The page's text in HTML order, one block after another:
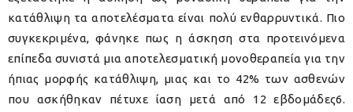
κατάθλιψη τα αποτελέσματα είναι πολύ ενθαρρυντικά. Πιο
συγκεκριμένα, φάνηκε πως η άσκηση στα προτεινόμενα
επίπεδα συνιστά μια αποτελεσματική μονοθεραπεία για την
ήπιας μορφής κατάθλιψη, μιας και το 42% των ασθενών
που ασκήθηκαν πέτυχε ίαση μετά από 12 εβδομάδες6.